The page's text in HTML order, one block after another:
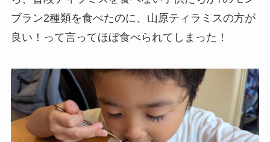
ブラン2種類を食べたのに、山原ティラミスの方が
良い！って言ってほぼ食べられてしまった！